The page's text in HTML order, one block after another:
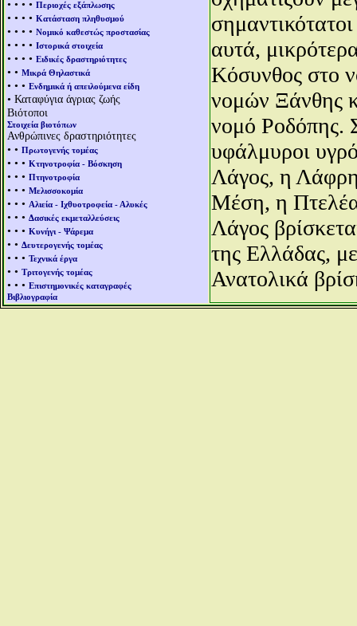
• • • • Περιοχές εξάπλωσης
• • • • Κατάσταση πληθυσμού
• • • • Νομικό καθεστώς προστασίας
• • • • Ιστορικά στοιχεία
• • • • Ειδικές δραστηριότητες
• • Μικρά Θηλαστικά
• • • Ενδημικά ή απειλούμενα είδη
• Καταφύγια άγριας ζωής
Βιότοποι
Στοιχεία βιοτόπων
Ανθρώπινες δραστηριότητες
• • Πρωτογενής τομέας
• • • Κτηνοτροφία - Βόσκηση
• • • Πτηνοτροφία
• • • Μελισσοκομία
• • • Αλιεία - Ιχθυοτροφεία - Αλυκές
• • • Δασικές εκμεταλλεύσεις
• • • Κυνήγι - Ψάρεμα
• • Δευτερογενής τομέας
• • • Τεχνικά έργα
• • Τριτογενής τομέας
• • • Επιστημονικές καταγραφές
Βιβλιογραφία
αυτά,
Κόσυνθος στο
νομών Ξάνθης
νομό Ροδόπης.
υφάλμυροι
Λάγος, η
Μέση, η
Λάγος
της Ελλάδας,
Ανατολικά